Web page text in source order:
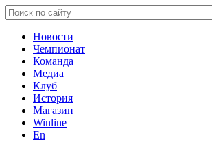
Новости
Чемпионат
Команда
Медиа
Клуб
История
Магазин
Winline
En